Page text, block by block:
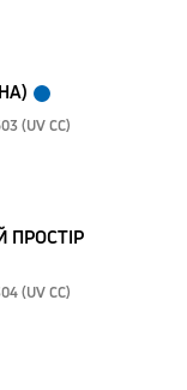
(UV CC)
ПРОСТІР
(UV CC)